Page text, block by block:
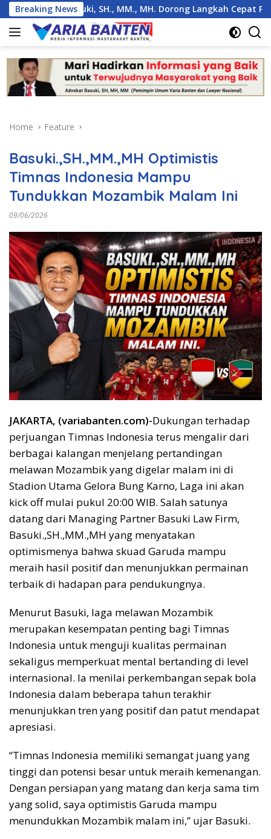
Skip
to
content
Breaking News
Basuki, SH., MM., MH. Dorong Langkah Cepat Pemerintah
Home Feature
Basuki.,SH.,MM.,MH Optimistis
Timnas Indonesia Mampu
Tundukkan Mozambik Malam Ini
09/06/2026
JAKARTA, (variabanten.com)-Dukungan terhadap
perjuangan Timnas Indonesia terus mengalir dari
berbagai kalangan menjelang pertandingan
melawan Mozambik yang digelar malam ini di
Stadion Utama Gelora Bung Karno, Laga ini akan
kick off mulai pukul 20:00 WIB. Salah satunya
datang dari Managing Partner Basuki Law Firm,
Basuki.,SH.,MM.,MH yang menyatakan
optimismenya bahwa skuad Garuda mampu
meraih hasil positif dan menunjukkan permainan
terbaik di hadapan para pendukungnya.
Menurut Basuki, laga melawan Mozambik
merupakan kesempatan penting bagi Timnas
Indonesia untuk menguji kualitas permainan
sekaligus memperkuat mental bertanding di level
internasional. Ia menilai perkembangan sepak bola
Indonesia dalam beberapa tahun terakhir
menunjukkan tren yang positif dan patut mendapat
apresiasi.
“Timnas Indonesia memiliki semangat juang yang
tinggi dan potensi besar untuk meraih kemenangan.
Dengan persiapan yang matang dan kerja sama tim
yang solid, saya optimistis Garuda mampu
menundukkan Mozambik malam ini,” ujar Basuki.